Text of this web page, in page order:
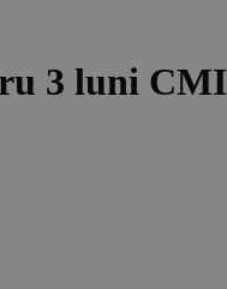
3 luni